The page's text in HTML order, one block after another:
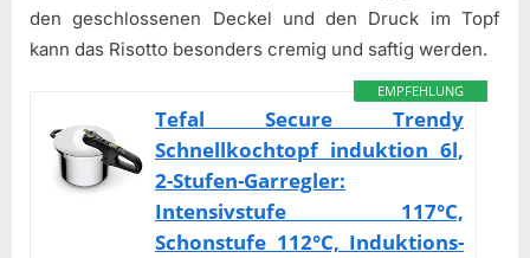
den geschlossenen Deckel und den Druck im Topf
kann das Risotto besonders cremig und saftig werden.
EMPFEHLUNG
Tefal Secure Trendy
Schnellkochtopf induktion 6l,
2-Stufen-Garregler:
Intensivstufe 117°C,
Schonstufe 112°C, Induktions-